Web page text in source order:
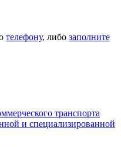
телефону, либо заполните
транспорта
и специализированной